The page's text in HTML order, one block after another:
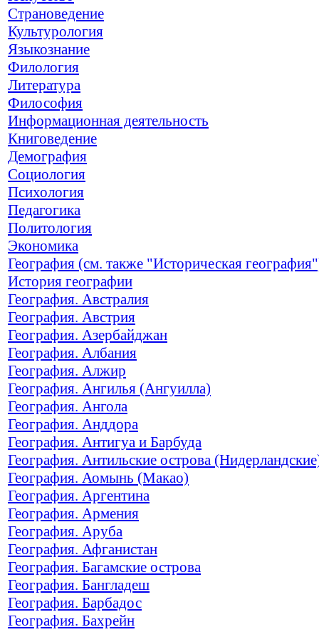
Страноведение
Культурология
Языкознание
Филология
Литература
Философия
Информационная деятельность
Книговедение
Демография
Социология
Психология
Педагогика
Политология
Экономика
География (см. также "Историческая
История географии
География. Австралия
География. Австрия
География. Азербайджан
География. Албания
География. Алжир
География. Ангилья (Ангуилла)
География. Ангола
География. Анддора
География. Антигуа и Барбуда
География. Антильские острова
География. Аомынь (Макао)
География. Аргентина
География. Армения
География. Аруба
География. Афганистан
География. Багамские острова
География. Бангладеш
География. Барбадос
География. Бахрейн